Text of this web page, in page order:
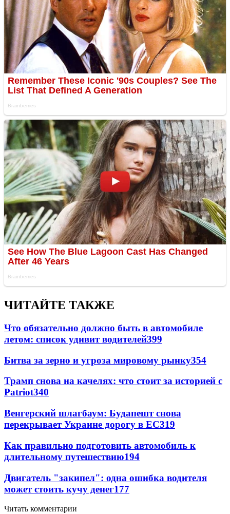
ЧИТАЙТЕ ТАКЖЕ
Что обязательно должно быть в автомобиле
летом: список удивит водителей399
Битва за зерно и угроза мировому рынку354
Трамп снова на качелях: что стоит за историей с
Patriot340
Венгерский шлагбаум: Будапешт снова
перекрывает Украине дорогу в ЕС319
Как правильно подготовить автомобиль к
длительному путешествию194
Двигатель "закипел": одна ошибка водителя
может стоить кучу денег177
Читать комментарии